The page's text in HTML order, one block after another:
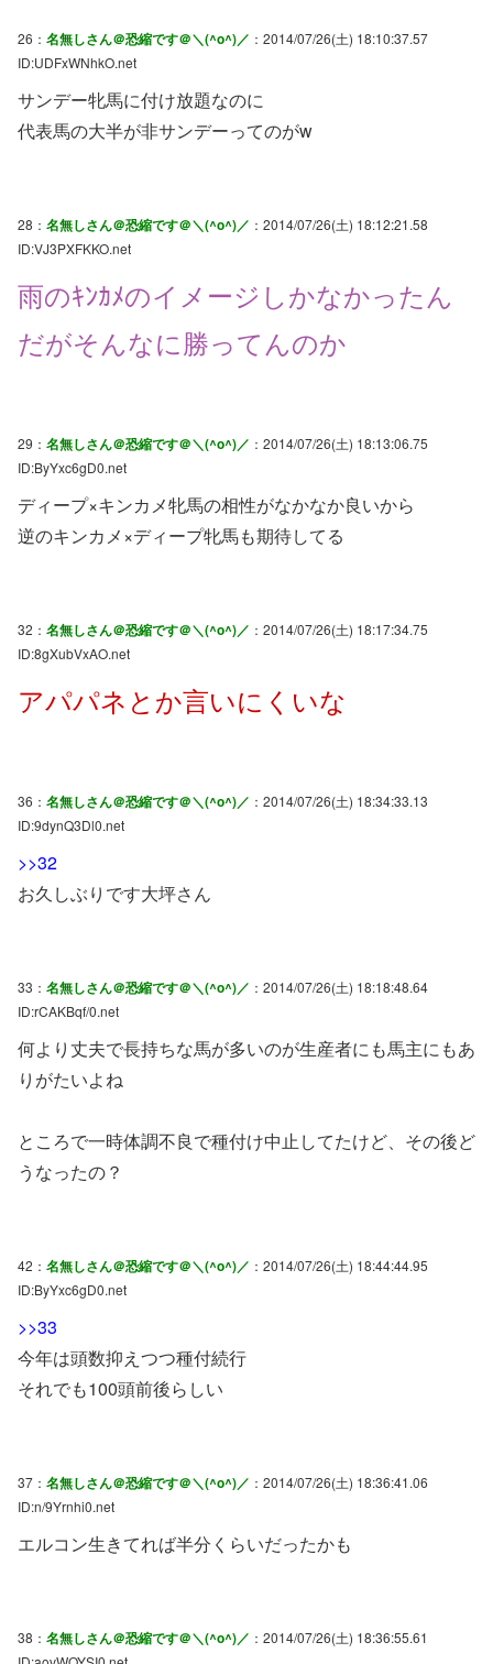
26： 名無しさん＠恐縮です＠＼(^o^)／ ：2014/07/26(土) 18:10:37.57
ID:UDFxWNhkO.net
サンデー牝馬に付け放題なのに
代表馬の大半が非サンデーってのがw
28： 名無しさん＠恐縮です＠＼(^o^)／ ：2014/07/26(土) 18:12:21.58
ID:VJ3PXFKKO.net
雨のｷﾝｶﾒのイメージしかなかったん
だがそんなに勝ってんのか
29： 名無しさん＠恐縮です＠＼(^o^)／ ：2014/07/26(土) 18:13:06.75
ID:ByYxc6gD0.net
ディープ×キンカメ牝馬の相性がなかなか良いから
逆のキンカメ×ディープ牝馬も期待してる
32： 名無しさん＠恐縮です＠＼(^o^)／ ：2014/07/26(土) 18:17:34.75
ID:8gXubVxAO.net
アパパネとか言いにくいな
36： 名無しさん＠恐縮です＠＼(^o^)／ ：2014/07/26(土) 18:34:33.13
ID:9dynQ3Dl0.net
>>32
お久しぶりです大坪さん
33： 名無しさん＠恐縮です＠＼(^o^)／ ：2014/07/26(土) 18:18:48.64
ID:rCAKBqf/0.net
何より丈夫で長持ちな馬が多いのが生産者にも馬主にもあ
りがたいよね
ところで一時体調不良で種付け中止してたけど、その後ど
うなったの？
42： 名無しさん＠恐縮です＠＼(^o^)／ ：2014/07/26(土) 18:44:44.95
ID:ByYxc6gD0.net
>>33
今年は頭数抑えつつ種付続行
それでも100頭前後らしい
37： 名無しさん＠恐縮です＠＼(^o^)／ ：2014/07/26(土) 18:36:41.06
ID:n/9Yrnhi0.net
エルコン生きてれば半分くらいだったかも
38： 名無しさん＠恐縮です＠＼(^o^)／ ：2014/07/26(土) 18:36:55.61